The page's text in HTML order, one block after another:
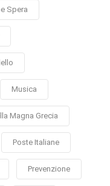
Spera
Musica
Magna Grecia
Poste Italiane
Prevenzione